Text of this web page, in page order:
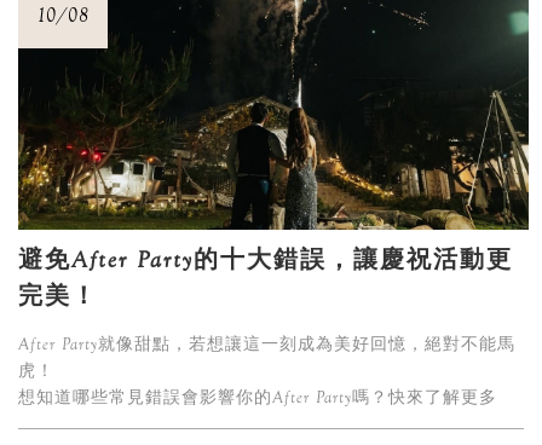
10/08
避免After Party的十大錯誤，讓慶祝活動更
完美！
After Party就像甜點，若想讓這一刻成為美好回憶，絕對不能馬
虎！
想知道哪些常見錯誤會影響你的After Party嗎？快來了解更多